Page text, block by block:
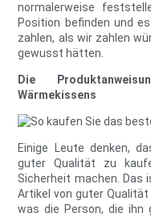
normalerweise
Position befinden und
zahlen, als wir zahlen
gewusst hätten.
Die
Wärmekissens
Einige Leute denken,
guter Qualität zu
Sicherheit machen. Das
Artikel von guter Qualität
was die Person, die ihn